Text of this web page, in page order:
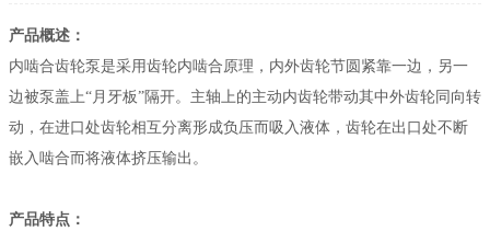
产品概述：
内啮合齿轮泵是采用齿轮内啮合原理，内外齿轮节圆紧靠一边，另一
边被泵盖上“月牙板”隔开。主轴上的主动内齿轮带动其中外齿轮同向转
动，在进口处齿轮相互分离形成负压而吸入液体，齿轮在出口处不断
嵌入啮合而将液体挤压输出。
产品特点：